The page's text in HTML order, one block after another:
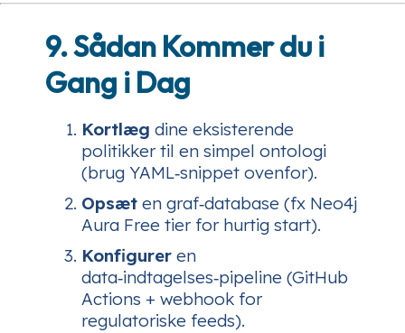
9. Sådan Kommer du i
Gang i Dag
Kortlæg dine eksisterende
politikker til en simpel ontologi
(brug YAML‑snippet ovenfor).
Opsæt en graf‑database (fx Neo4j
Aura Free tier for hurtig start).
Konfigurer en
data‑indtagelses‑pipeline (GitHub
Actions + webhook for
regulatoriske feeds).